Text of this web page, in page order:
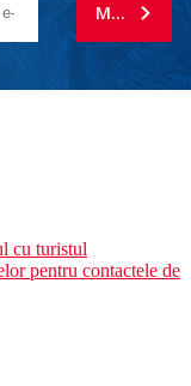
MA
cu turistul
pentru contactele de